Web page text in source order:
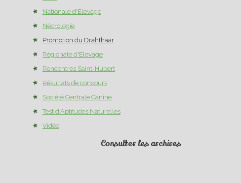
Nationale d'Elevage
Nécrologie
Promotion du Drahthaar
Régionale d'Elevage
Rencontres Saint-Hubert
Résultats de concours
Société Centrale Canine
Test d'Aptitudes Naturelles
Vidéo
Consulter les archives